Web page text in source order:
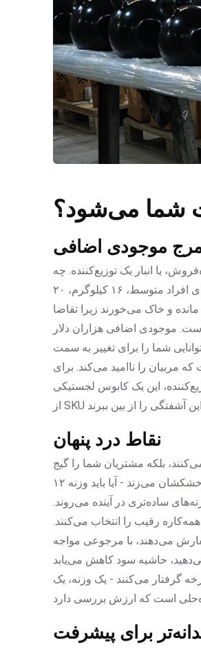
شما می‌شود؟
موجودی اضافی
یا انبار یک توزیع‌کننده. چه
می‌بینید؟ قفسه‌هایی زیر کتل‌بل‌ها له می‌شوند: ۸ کیلوگرم برای مبتدیان، ۱۲ کیلوگرم برای افراد متوسط، ۱۶ کیلوگرم، ۲۰
مانده و خاک می‌خورند زیرا تقاضا
موجودی اضافی هزاران دلار
شما را برای تغییر به سمت
مربیان را ناامید می‌کند. برای
این یک کابوس لجستیکی
نقاط درد پنهان
بلکه مشتریان شما را گیج
می‌کنند. افرادی که به باشگاه می‌روند وقتی با دیواری از وزنه‌ها روبرو می‌شوند، خشکشان می‌زند - آیا باید وزنه ۱۲
وزنه‌های ساده‌تری در آینده می‌روند.
رقیب را انتخاب می‌کنند.
می‌دهند، با مرجوعی مواجه
حاشیه سود کاهش می‌یابد
گرفتار می‌کنند - یک وزنه، یک
برای پیشرفت